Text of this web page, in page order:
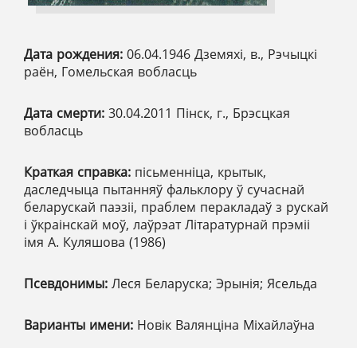
Дата рождения: 06.04.1946 Дземяхі, в., Рэчыцкі
раён, Гомельская вобласць
Дата смерти: 30.04.2011 Пінск, г., Брэсцкая
вобласць
Краткая справка: пісьменніца, крытык,
даследчыца пытанняў фальклору ў сучаснай
беларускай паэзіі, праблем перакладаў з рускай
і ўкраінскай моў, лаўрэат Літаратурнай прэміі
імя А. Куляшова (1986)
Псевдонимы: Леся Беларуска; Эрынія; Ясельда
Варианты имени: Новік Валянціна Міхайлаўна